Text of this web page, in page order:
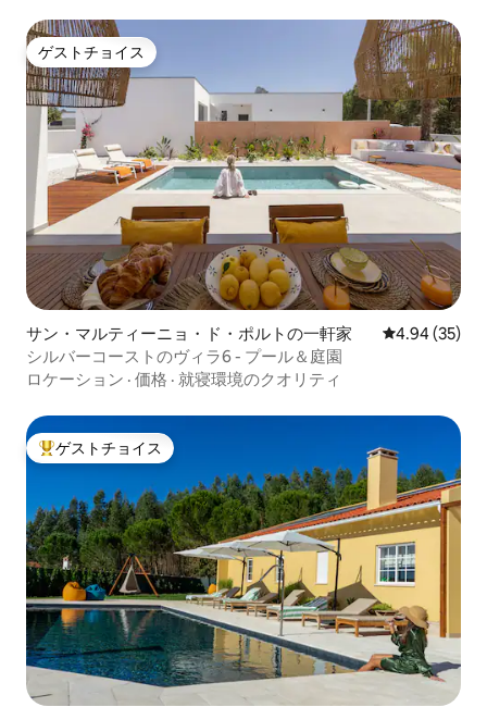
ゲストチョイス
ゲストチョイス
サン・マルティーニョ・ド・ポルトの一軒家 レビュー35
4.94 (35)
シルバーコーストのヴィラ6 - プール＆庭園
ロケーション · 価格 · 就寝環境のクオリティ
大好評のゲストチョイスです。
ゲストチョイス